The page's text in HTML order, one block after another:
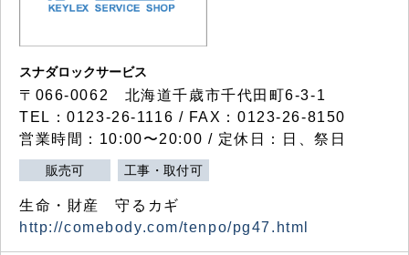
スナダロックサービス
〒066-0062 北海道千歳市千代田町6-3-1
TEL：0123-26-1116 / FAX：0123-26-8150
営業時間：10:00〜20:00 / 定休日：日、祭日
販売可 工事・取付可
生命・財産 守るカギ
http://comebody.com/tenpo/pg47.html